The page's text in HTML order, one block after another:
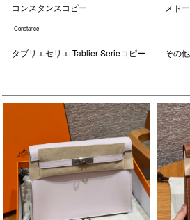
コンスタンスコピー
Constance
メド
タブリエセリエ Tablier Serieコピー その